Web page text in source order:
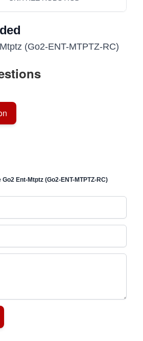
(Go2-ENT-MTPTZ-RC)
Ent-Mtptz (Go2-ENT-MTPTZ-RC)